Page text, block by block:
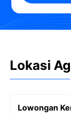
Lokasi
Lowongan